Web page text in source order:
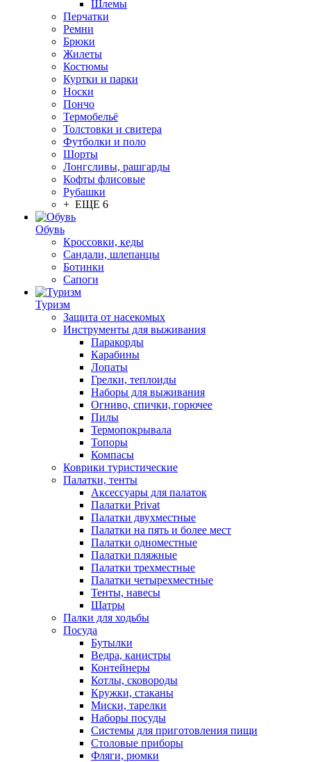
Шлемы
Перчатки
Ремни
Брюки
Жилеты
Костюмы
Куртки и парки
Носки
Пончо
Термобельё
Толстовки и свитера
Футболки и поло
Шорты
Лонгсливы, рашгарды
Кофты флисовые
Рубашки
+ ЕЩЕ 6
Обувь
Кроссовки, кеды
Сандали, шлепанцы
Ботинки
Сапоги
Туризм
Защита от насекомых
Инструменты для выживания
Паракорды
Карабины
Лопаты
Грелки, теплоиды
Наборы для выживания
Огниво, спички, горючее
Пилы
Термопокрывала
Топоры
Компасы
Коврики туристические
Палатки, тенты
Аксессуары для палаток
Палатки Privat
Палатки двухместные
Палатки на пять и более мест
Палатки одноместные
Палатки пляжные
Палатки трехместные
Палатки четырехместные
Тенты, навесы
Шатры
Палки для ходьбы
Посуда
Бутылки
Ведра, канистры
Контейнеры
Котлы, сковороды
Кружки, стаканы
Миски, тарелки
Наборы посуды
Системы для приготовления пищи
Столовые приборы
Фляги, рюмки